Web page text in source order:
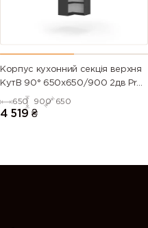
Корпус кухонний секцiя верхня
КутВ 90° 650х650/900 2дв Pro
650 900 650
4 519 ₴